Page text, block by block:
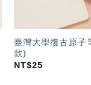
臺灣大學復古原子
款)
NT$25